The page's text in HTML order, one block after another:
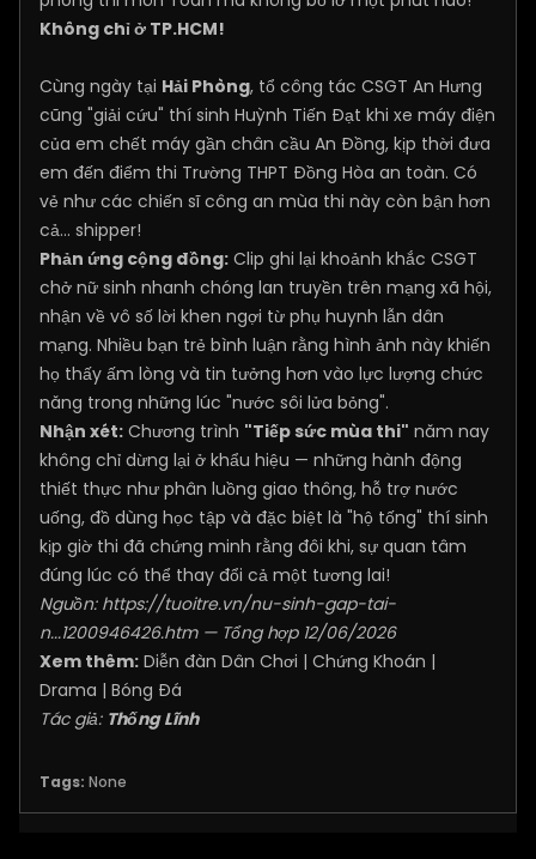
Không chỉ ở TP.HCM!
Cùng ngày tại Hải Phòng, tổ công tác CSGT An Hưng
cũng "giải cứu" thí sinh Huỳnh Tiến Đạt khi xe máy điện
của em chết máy gần chân cầu An Đồng, kịp thời đưa
em đến điểm thi Trường THPT Đồng Hòa an toàn. Có
vẻ như các chiến sĩ công an mùa thi này còn bận hơn
cả... shipper!
Phản ứng cộng đồng: Clip ghi lại khoảnh khắc CSGT
chở nữ sinh nhanh chóng lan truyền trên mạng xã hội,
nhận về vô số lời khen ngợi từ phụ huynh lẫn dân
mạng. Nhiều bạn trẻ bình luận rằng hình ảnh này khiến
họ thấy ấm lòng và tin tưởng hơn vào lực lượng chức
năng trong những lúc "nước sôi lửa bỏng".
Nhận xét: Chương trình "Tiếp sức mùa thi" năm nay
không chỉ dừng lại ở khẩu hiệu — những hành động
thiết thực như phân luồng giao thông, hỗ trợ nước
uống, đồ dùng học tập và đặc biệt là "hộ tống" thí sinh
kịp giờ thi đã chứng minh rằng đôi khi, sự quan tâm
đúng lúc có thể thay đổi cả một tương lai!
Nguồn: https://tuoitre.vn/nu-sinh-gap-tai-
n...1200946426.htm— Tổng hợp 12/06/2026
Xem thêm: Diễn đàn Dân Chơi | Chứng Khoán |
Drama | Bóng Đá
Tác giả: Thống Lĩnh
Tags: None